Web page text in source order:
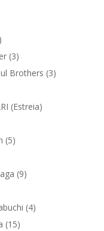
(3)
Brothers (3)
(Estreia)
(5)
(9)
(4)
(15)